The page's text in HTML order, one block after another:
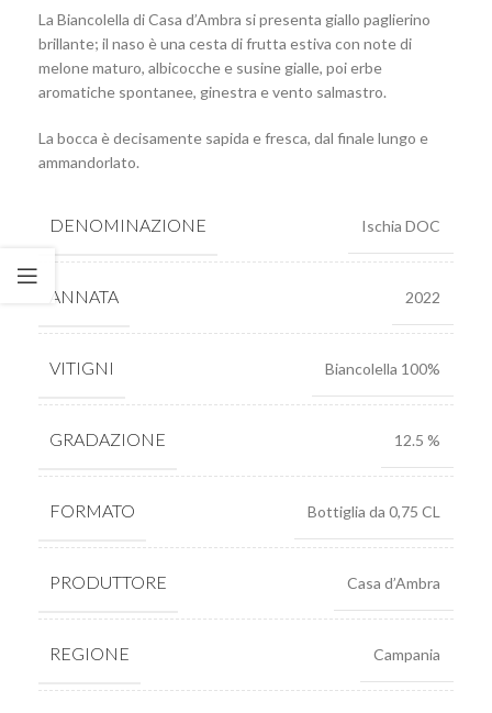
La Biancolella di Casa d’Ambra si presenta giallo paglierino
brillante; il naso è una cesta di frutta estiva con note di
melone maturo, albicocche e susine gialle, poi erbe
aromatiche spontanee, ginestra e vento salmastro.
La bocca è decisamente sapida e fresca, dal finale lungo e
ammandorlato.
DENOMINAZIONE Ischia DOC
ANNATA 2022
VITIGNI Biancolella 100%
GRADAZIONE 12.5 %
FORMATO Bottiglia da 0,75 CL
PRODUTTORE Casa d’Ambra
REGIONE Campania